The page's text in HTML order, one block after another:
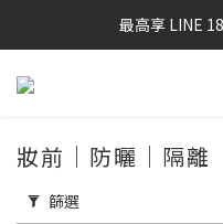
最高享 LINE
妝前｜防曬｜隔離
篩選